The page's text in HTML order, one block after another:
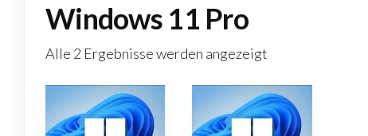
Windows 11 Pro
Alle 2 Ergebnisse werden angezeigt
sortiert:
aufsteigend